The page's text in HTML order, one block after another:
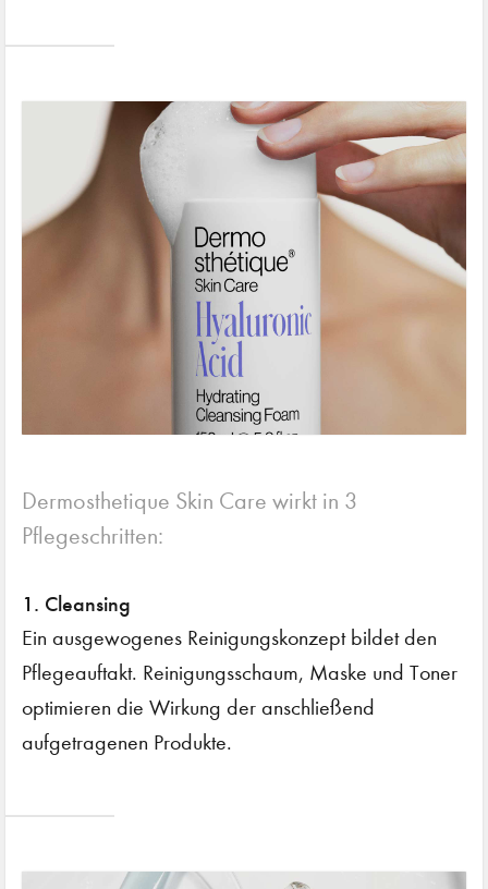
Dermosthetique Skin Care wirkt in 3
Pflegeschritten:
1. Cleansing
Ein ausgewogenes Reinigungskonzept bildet den
Pflegeauftakt. Reinigungsschaum, Maske und Toner
optimieren die Wirkung der anschließend
aufgetragenen Produkte.